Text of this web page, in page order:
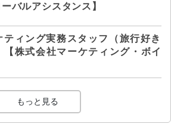
バルアシスタンス】
ティング実務スタッフ（旅行好き
【株式会社マーケティング・ボイ
もっと見る